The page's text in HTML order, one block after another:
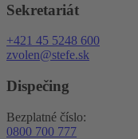
Sekretariát
+421 45 5248 600
zvolen@stefe.sk
Dispečing
Bezplatné číslo:
0800 700 777